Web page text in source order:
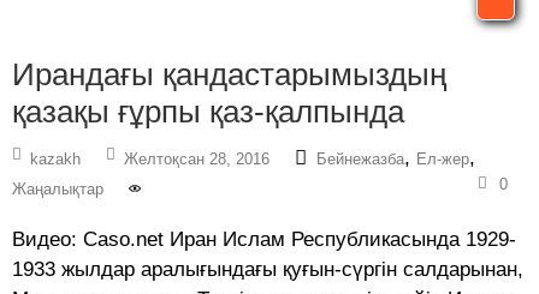
Ирандағы қандастарымыздың
қазақы ғұрпы қаз-қалпында
kazakh Желтоқсан 28, 2016 Бейнежазба, Ел-жер,
Жаңалықтар 0
Видео: Caso.net Иран Ислам Республикасында 1929-
1933 жылдар аралығындағы қуғын-сүргін салдарынан,